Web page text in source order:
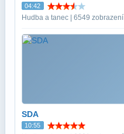
04:42
Hudba a tanec | 6549 zobrazení
SDA
10:55